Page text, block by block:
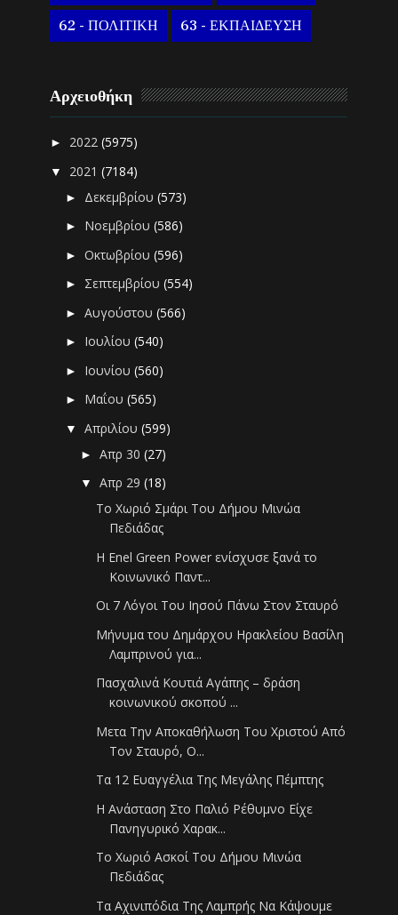
62 - ΠΟΛΙΤΙΚΗ 63 - ΕΚΠΑΙΔΕΥΣΗ
Αρχειοθήκη
► 2022(5975)
▼ 2021(7184)
► Δεκεμβρίου(573)
► Νοεμβρίου(586)
►Οκτωβρίου(596)
► Σεπτεμβρίου(554)
►Αυγούστου(566)
► Ιουλίου(540)
► Ιουνίου(560)
► Μαΐου(565)
▼Απριλίου(599)
►Απρ 30(27)
▼Απρ 29(18)
Το Χωριό Σμάρι Του Δήμου Μινώα
Πεδιάδας
H Enel Green Power ενίσχυσε ξανά το
Κοινωνικό Παντ...
Οι 7 Λόγοι Του Ιησού Πάνω Στον Σταυρό
Μήνυμα του Δημάρχου Ηρακλείου Βασίλη
Λαμπρινού για...
Πασχαλινά Κουτιά Αγάπης – δράση
κοινωνικού σκοπού ...
Μετα Την Αποκαθήλωση Του Χριστού Από
Τον Σταυρό, Ο...
Τα 12 Ευαγγέλια Της Μεγάλης Πέμπτης
Η Ανάσταση Στο Παλιό Ρέθυμνο Είχε
Πανηγυρικό Χαρακ...
Το Χωριό Ασκοί Του Δήμου Μινώα
Πεδιάδας
Τα Αχινιπόδια Της Λαμπρής Να Κάψουμε